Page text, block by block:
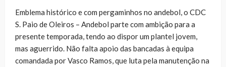
Emblema histórico e com pergaminhos no andebol, o CDC
S. Paio de Oleiros – Andebol parte com ambição para a
presente temporada, tendo ao dispor um plantel jovem,
mas aguerrido. Não falta apoio das bancadas à equipa
comandada por Vasco Ramos, que luta pela manutenção na